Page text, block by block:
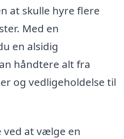
at skulle hyre flere
Med en
en alsidig
håndtere alt fra
og vedligeholdelse til
ved at vælge en